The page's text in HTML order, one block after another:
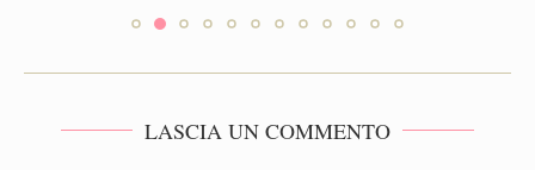
LASCIA UN COMMENTO